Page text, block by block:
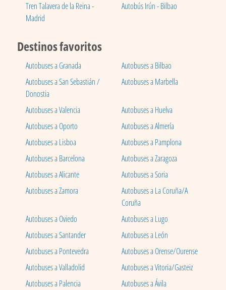
Tren Talavera de la Reina -
Madrid
Autobús Irún - Bilbao
Destinos favoritos
Autobuses a Granada
Autobuses a Bilbao
Autobuses a San Sebastián /
Donostia
Autobuses a Marbella
Autobuses a Valencia
Autobuses a Huelva
Autobuses a Oporto
Autobuses a Almería
Autobuses a Lisboa
Autobuses a Pamplona
Autobuses a Barcelona
Autobuses a Zaragoza
Autobuses a Alicante
Autobuses a Soria
Autobuses a Zamora
Autobuses a La Coruña/A
Coruña
Autobuses a Oviedo
Autobuses a Lugo
Autobuses a Santander
Autobuses a León
Autobuses a Pontevedra
Autobuses a Orense/Ourense
Autobuses a Valladolid
Autobuses a Vitoria/Gasteiz
Autobuses a Palencia
Autobuses a Ávila